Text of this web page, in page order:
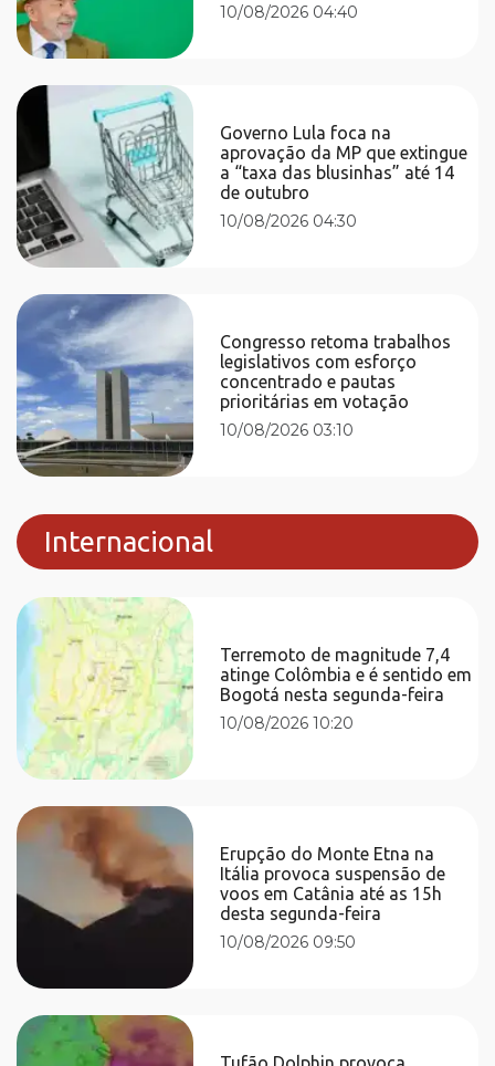
10/08/2026 04:40
Governo Lula foca na
aprovação da MP que extingue
a “taxa das blusinhas” até 14
de outubro
10/08/2026 04:30
Congresso retoma trabalhos
legislativos com esforço
concentrado e pautas
prioritárias em votação
10/08/2026 03:10
Internacional
Terremoto de magnitude 7,4
atinge Colômbia e é sentido em
Bogotá nesta segunda-feira
10/08/2026 10:20
Erupção do Monte Etna na
Itália provoca suspensão de
voos em Catânia até as 15h
desta segunda-feira
10/08/2026 09:50